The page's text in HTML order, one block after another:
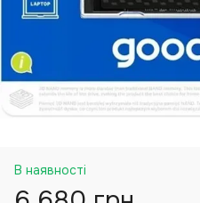
В наявності